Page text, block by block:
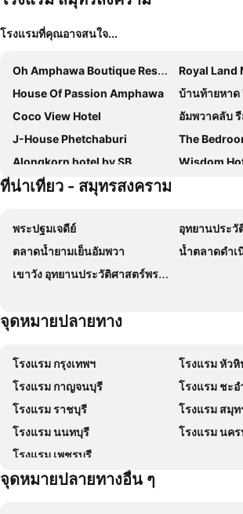
โรงแรมที่คุณอาจสนใจ...
Oh Amphawa Boutique Resort
Royal Land
House Of Passion Amphawa
บ้านท้ายหาด
Coco View Hotel
อัมพวาคลับ
J-House Phetchaburi
The Bedrooms
Alongkorn hotel by SB
Wisdom
RoomQuest Amphawa Floating Market
Amphawaree
At Casa
The Buffalo Amphawa
RoomQuest
Ban Mae Arom
Thanicha Resort Amphawa
Warakorn Baansuan Amphawa
Baanrak
River Jam Amphawa
OYO 606 Baan
Baan Sai Nam
บ้านเรือนต้น
Aple Homestay
Meephawa
Ploynam Homestay
ฐณิชาฌ์ รีสอร์ท
ที่น่าเที่ยว - สมุทรสงคราม
พระปฐมเจดีย์
อุทยานประ
ตลาดน้ำยามเย็นอัมพวา
น้ำตลาดดำเ
เขาวัง อุทยานประวัติศาสตร์พระนครศรีอยุธยา
จุดหมายปลายทาง
โรงแรม กรุงเทพฯ
โรงแรม หัว
โรงแรม กาญจนบุรี
โรงแรม ชะอ
โรงแรม ราชบุรี
โรงแรม สมุ
โรงแรม นนทบุรี
โรงแรม นค
โรงแรม เพชรบุรี
จุดหมายปลายทางอื่น ๆ